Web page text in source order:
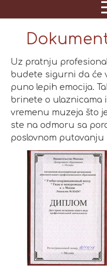
Uz pratnju
budete sigurni da će
puno lepih emocija.
brinete o ulaznicama
vremenu muzeja što
ste na odmoru sa
poslovnom